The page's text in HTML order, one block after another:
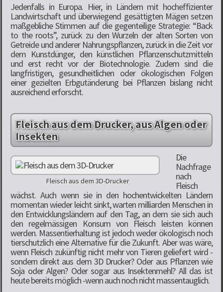
Jedenfalls in Europa. Hier, in Ländern mit hocheffizienter
Landwirtschaft und überwiegend gesättigten Mägen setzen
maßgebliche Stimmen auf die gegenteilige Strategie: “Back
to the roots”, zurück zu den Wurzeln der alten Sorten von
Getreide und anderer Nahrungspflanzen, zurück in die Zeit vor
dem Kunstdünger, den künstlichen Pflanzenschutzmitteln
und erst recht vor der Biotechnologie. Zudem sind die
langfristigen, gesundheitlichen oder ökologischen Folgen
einer gezielten Erbgutänderung bei Pflanzen bislang nicht
ausreichend erforscht.
Fleisch aus dem Drucker, aus Algen oder
Insekten
Fleisch aus dem 3D-Drucker
Die
Nachfrage
nach
Fleisch
wächst. Auch wenn sie in den hochentwickelten Ländern
momentan wieder leicht sinkt, warten milliarden Menschen in
den Entwicklungsländern auf den Tag, an dem sie sich auch
den regelmässigen Konsum von Fleisch leisten können
werden. Massentierhaltung ist jedoch weder ökologisch noch
tierschutzlich eine Alternative für die Zukunft. Aber was wäre,
wenn Fleisch zukünftig nicht mehr von Tieren geliefert wird -
sondern direkt aus dem 3D Drucker? Oder aus Pflanzen wie
Soja oder Algen? Oder sogar aus Insektenmehl? All das ist
heute bereits möglich -wenn auch noch nicht massentauglich.